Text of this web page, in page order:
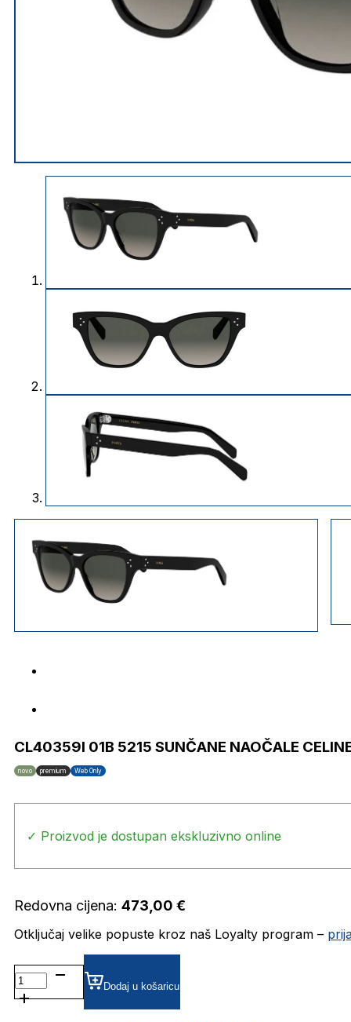
CL40359I 01B 5215 SUNČANE NAOČALE
novo premium Web Only
✓ Proizvod je dostupan ekskluzivno online
Redovna cijena: 473,00 €
Otključaj velike popuste kroz naš Loyalty program –
CL40359I
01B
5215
Dodaj u košaricu